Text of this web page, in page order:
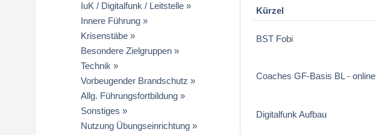
IuK / Digitalfunk / Leitstelle
Innere Führung
Krisenstäbe
Besondere Zielgruppen
Technik
Vorbeugender Brandschutz
Allg. Führungsfortbildung
Sonstiges
Nutzung Übungseinrichtung
Kürzel
BST Fobi
Coaches GF-Basis BL - online
Digitalfunk Aufbau